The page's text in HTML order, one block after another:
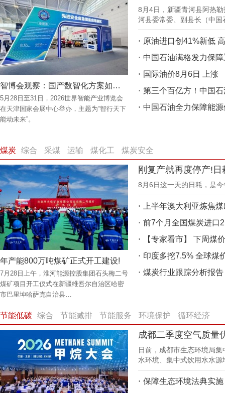
智博会观察：国产数智化方案如何重塑油气行业新标准
5月28日至31日，2026世界智能产业博览会
在天津国家会展中心举办，主题为“智行天下
能动未来”。
8月4日，新疆青河县阿热
河县委常委、副县长（中
原油进口创41%新低
中国石油满格发力保
国际油价8月6日 上涨
中国石油全力保障能
煤炭 综合 采煤 运输 煤化工 煤炭安全
年产能800万吨煤矿正式开工建设!
7月28日上午，淮河能源控股集团石头梅二号
煤矿项目开工仪式在新疆维吾尔自治区哈密
市巴里坤哈萨克自治县…
8月6日这一天的日耗，是
上半年澳大利亚炼焦
前7个月全国煤炭进口
【专家看市】 下周煤
印度多挖7.5% 全球煤
煤炭行业跟踪分析报
节能低碳 综合 节能减排 节能服务 环境保护 循环经济
成都二季度空气质量
日前，成都市生态环境局
水环境、集中式饮用水水
保障生态环境法典实